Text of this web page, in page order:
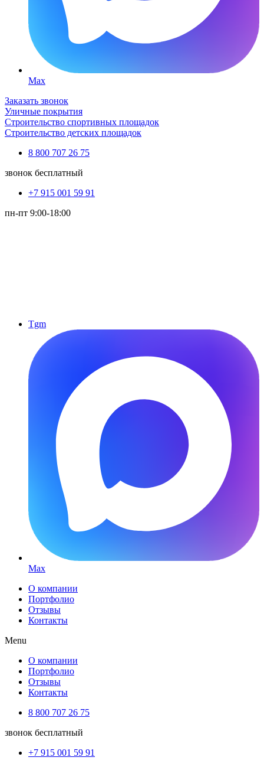
Max
Заказать звонок
Уличные покрытия
Строительство спортивных площадок
Строительство детских площадок
8 800 707 26 75
звонок бесплатный
+7 915 001 59 91
пн-пт 9:00-18:00
Tgm
Max
О компании
Портфолио
Отзывы
Контакты
Menu
О компании
Портфолио
Отзывы
Контакты
8 800 707 26 75
звонок бесплатный
+7 915 001 59 91